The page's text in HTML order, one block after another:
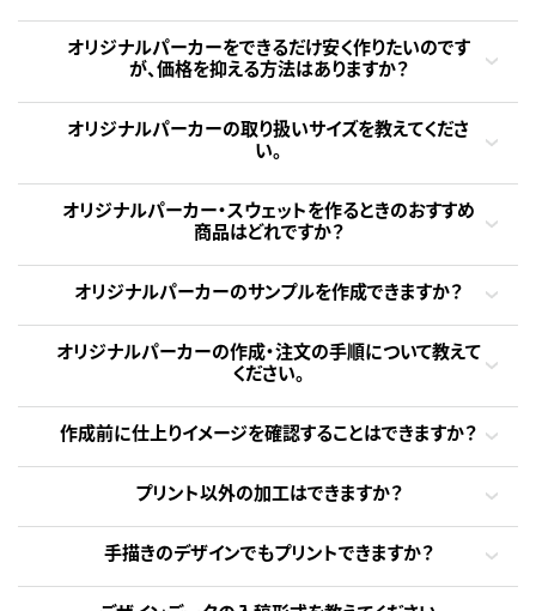
オリジナルパーカーをできるだけ安く作りたいのです
が、価格を抑える方法はありますか？
オリジナルパーカーの取り扱いサイズを教えてくださ
い。
オリジナルパーカー・スウェットを作るときのおすすめ
商品はどれですか？
オリジナルパーカーのサンプルを作成できますか？
オリジナルパーカーの作成・注文の手順について教えて
ください。
作成前に仕上りイメージを確認することはできますか？
プリント以外の加工はできますか？
手描きのデザインでもプリントできますか？